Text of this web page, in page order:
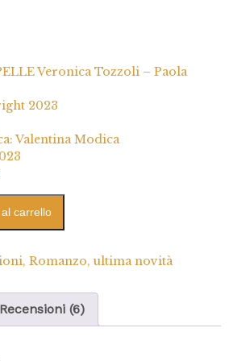
Veronica Tozzoli – Paola
2023
Valentina Modica
carrello
, Romanzo, ultima novità
Recensioni (6)